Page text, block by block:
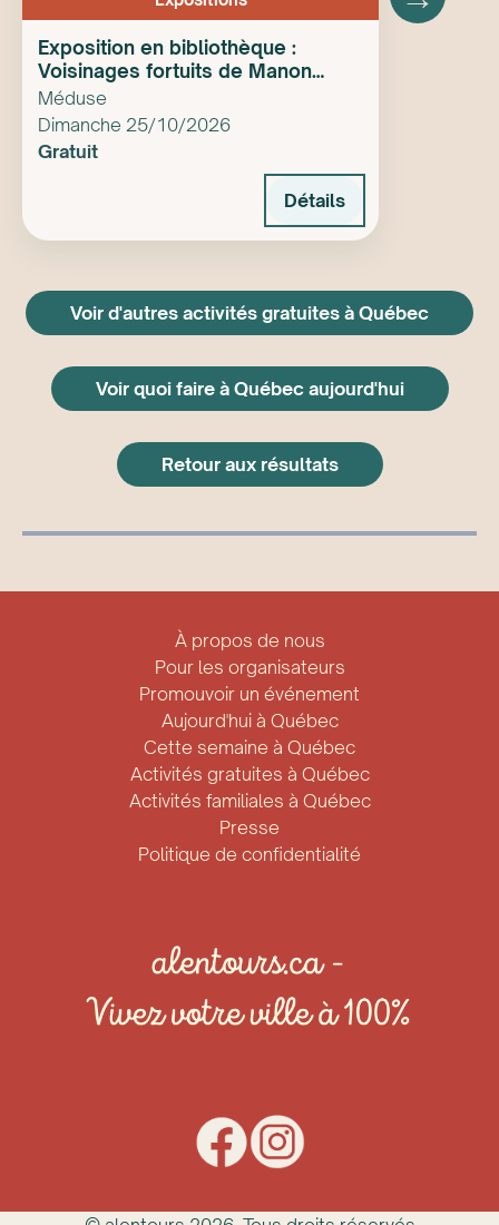
Exposition en bibliothèque :
Voisinages fortuits de Manon
Paquet
Méduse
Dimanche 25/10/2026
Gratuit
Détails
Voir d'autres activités gratuites à Québec
Voir quoi faire à Québec aujourd'hui
Retour aux résultats
À propos de nous
Pour les organisateurs
Promouvoir un événement
Aujourd'hui à Québec
Cette semaine à Québec
Activités gratuites à Québec
Activités familiales à Québec
Presse
Politique de confidentialité